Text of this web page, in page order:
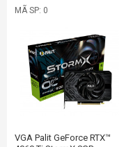
MÃ SP: 0
VGA Palit GeForce RTX™